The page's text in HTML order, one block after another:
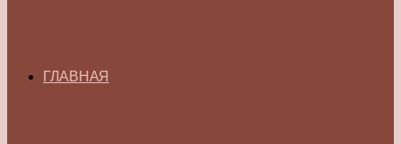
ГЛАВНАЯ